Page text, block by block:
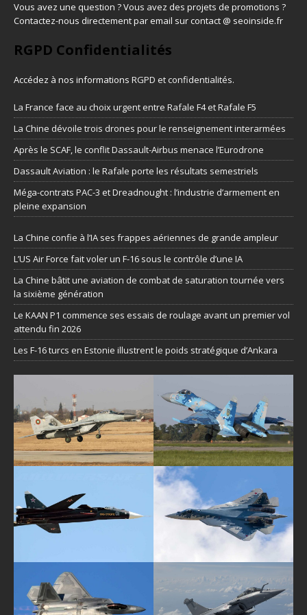
Vous avez une question ? Vous avez des projets de promotions ?
Contactez-nous directement par email sur contact @ seoinside.fr
RGPD Confidentialités
Accédez à nos informations RGPD et confidentialités.
La France face au choix urgent entre Rafale F4 et Rafale F5
La Chine dévoile trois drones pour le renseignement interarmées
Après le SCAF, le conflit Dassault-Airbus menace l’Eurodrone
Dassault Aviation : le Rafale porte les résultats semestriels
Méga-contrats PAC-3 et Dreadnought : l’industrie d’armement en
pleine expansion
La Chine confie à l’IA ses frappes aériennes de grande ampleur
L’US Air Force fait voler un F-16 sous le contrôle d’une IA
La Chine bâtit une aviation de combat de saturation tournée vers
la sixième génération
Le KAAN P1 commence ses essais de roulage avant un premier vol
attendu fin 2026
Les F-16 turcs en Estonie illustrent le poids stratégique d’Ankara